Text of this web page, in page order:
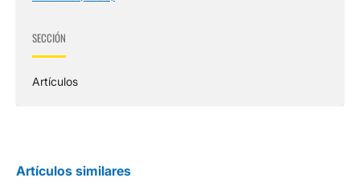
SECCIÓN
Artículos
Artículos similares